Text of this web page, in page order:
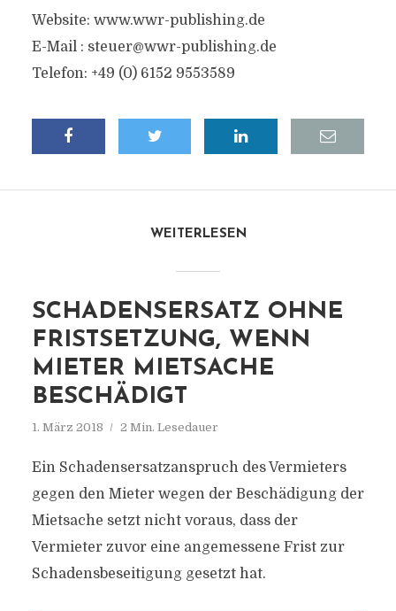
Website: www.wwr-publishing.de
E-Mail : steuer@wwr-publishing.de
Telefon: +49 (0) 6152 9553589
WEITERLESEN
SCHADENSERSATZ OHNE
FRISTSETZUNG, WENN
MIETER MIETSACHE
BESCHÄDIGT
1. März 2018 2 Min. Lesedauer
Ein Schadensersatzanspruch des Vermieters
gegen den Mieter wegen der Beschädigung der
Mietsache setzt nicht voraus, dass der
Vermieter zuvor eine angemessene Frist zur
Schadensbeseitigung gesetzt hat.